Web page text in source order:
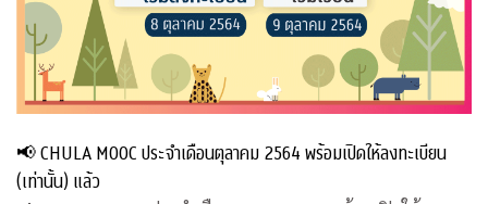
📢 CHULA MOOC ประจำเดือนตุลาคม 2564 พร้อมเปิดให้ลงทะเบียน
(เท่านั้น) แล้ว